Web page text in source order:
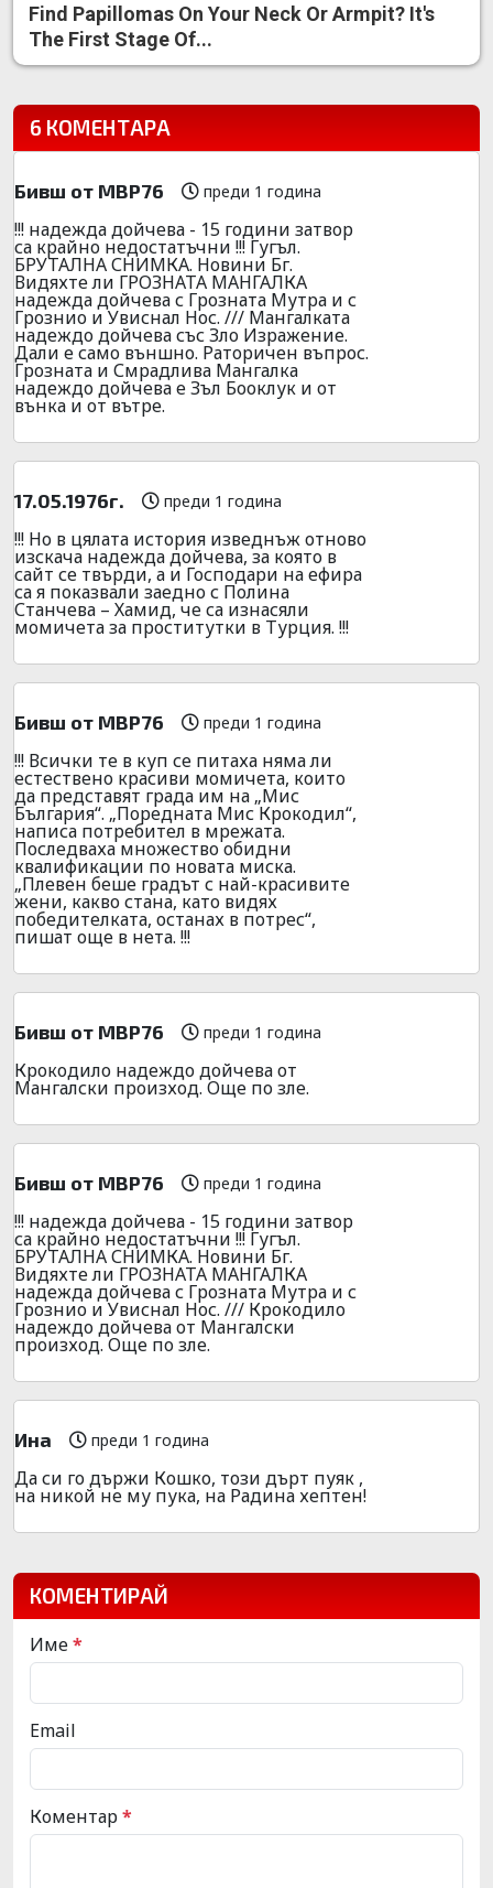
Find Papillomas On Your Neck Or Armpit? It's
The First Stage Of...
6 КОМЕНТАРА
Бивш от МВР76 преди 1 година
!!! надежда дойчева - 15 години затвор
са крайно недостатъчни !!! Гугъл.
БРУТАЛНА СНИМКА. Новини Бг.
Видяхте ли ГРОЗНАТА МАНГАЛКА
надежда дойчева с Грозната Мутра и с
Грознио и Увиснал Нос. /// Мангалката
надеждо дойчева със Зло Изражение.
Дали е само външно. Раторичен въпрос.
Грозната и Смрадлива Мангалка
надеждо дойчева е Зъл Бооклук и от
вънка и от вътре.
17.05.1976г. преди 1 година
!!! Но в цялата история изведнъж отново
изскача надежда дойчева, за която в
сайт се твърди, а и Господари на ефира
са я показвали заедно с Полина
Станчева – Хамид, че са изнасяли
момичета за проститутки в Турция. !!!
Бивш от МВР76 преди 1 година
!!! Всички те в куп се питаха няма ли
естествено красиви момичета, които
да представят града им на „Мис
България“. „Поредната Мис Крокодил“,
написа потребител в мрежата.
Последваха множество обидни
квалификации по новата миска.
„Плевен беше градът с най-красивите
жени, какво стана, като видях
победителката, останах в потрес“,
пишат още в нета. !!!
Бивш от МВР76 преди 1 година
Крокодило надеждо дойчева от
Мангалски произход. Още по зле.
Бивш от МВР76 преди 1 година
!!! надежда дойчева - 15 години затвор
са крайно недостатъчни !!! Гугъл.
БРУТАЛНА СНИМКА. Новини Бг.
Видяхте ли ГРОЗНАТА МАНГАЛКА
надежда дойчева с Грозната Мутра и с
Грознио и Увиснал Нос. /// Крокодило
надеждо дойчева от Мангалски
произход. Още по зле.
Ина преди 1 година
Да си го държи Кошко, този дърт пуяк ,
на никой не му пука, на Радина хептен!
КОМЕНТИРАЙ
Име*
Email
Коментар*